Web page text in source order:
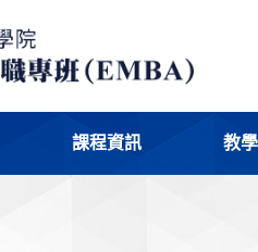
課程資訊 教